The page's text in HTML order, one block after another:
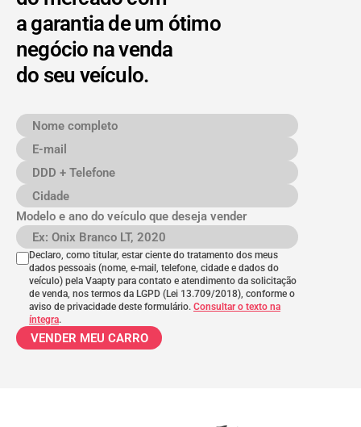
a garantia de um ótimo
negócio na venda
do seu veículo.
Nome completo
E-mail
DDD + Telefone
Cidade
Modelo e ano do veículo que deseja vender
Modelo e ano do veículo
Declaro, como titular, estar ciente do tratamento dos meus
dados pessoais (nome, e-mail, telefone, cidade e dados do
veículo) pela Vaapty para contato e atendimento da solicitação
de venda, nos termos da LGPD (Lei 13.709/2018), conforme o
aviso de privacidade deste formulário. Consultar o texto na
íntegra.
VENDER MEU CARRO